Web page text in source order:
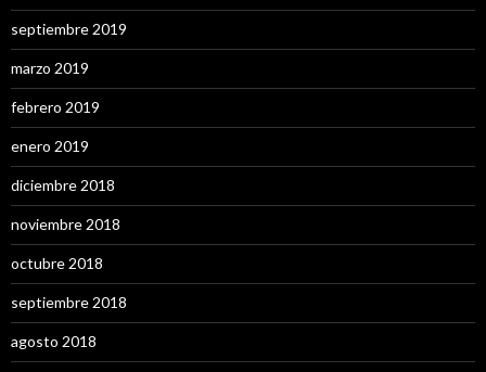
septiembre 2019
marzo 2019
febrero 2019
enero 2019
diciembre 2018
noviembre 2018
octubre 2018
septiembre 2018
agosto 2018